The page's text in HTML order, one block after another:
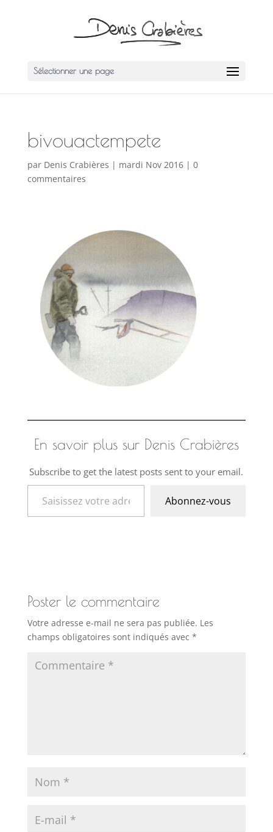
Sélectionner une page
bivouactempete
par Denis Crabières | mardi Nov 2016| 0
commentaires
En savoir plus sur Denis Crabières
Subscribe to get the latest posts sent to your email.
Saisissez votre adresse e-mail…
Abonnez-vous
Poster le commentaire
Votre adresse e-mail ne sera pas publiée. Les
champs obligatoires sont indiqués avec *